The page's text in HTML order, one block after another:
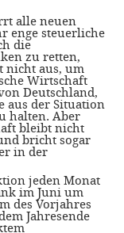
alle neuen
enge steuerliche
die
zu retten,
nicht aus, um
Wirtschaft
Deutschland,
aus der Situation
halten. Aber
bleibt nicht
bricht sogar
in der
jeden Monat
im Juni um
des Vorjahres
Jahresende